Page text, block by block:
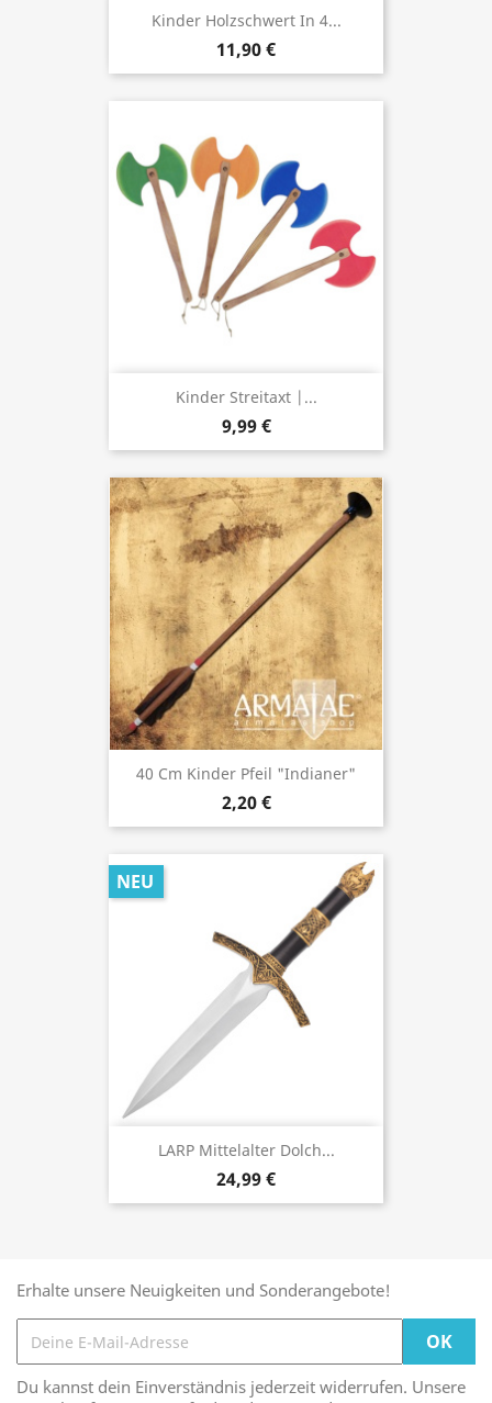
Kinder Holzschwert In 4...
11,90 €
Kinder Streitaxt |...
9,99 €
40 Cm Kinder Pfeil "Indianer"
2,20 €
LARP Mittelalter Dolch...
24,99 €
NEU
Erhalte unsere Neuigkeiten und Sonderangebote!
Du kannst dein Einverständnis jederzeit widerrufen. Unsere